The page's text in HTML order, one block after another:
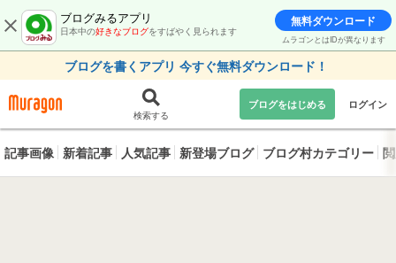
ブログみるアプリ
日本中の好きなブログをすばやく見られます
無料ダウンロード
ムラゴンとはIDが異なります
ブログを書くアプリ 今すぐ無料ダウンロード！
検索する
ブログをはじめる ログイン
記事画像 新着記事 人気記事 新登場ブログ ブログ村カテゴリー